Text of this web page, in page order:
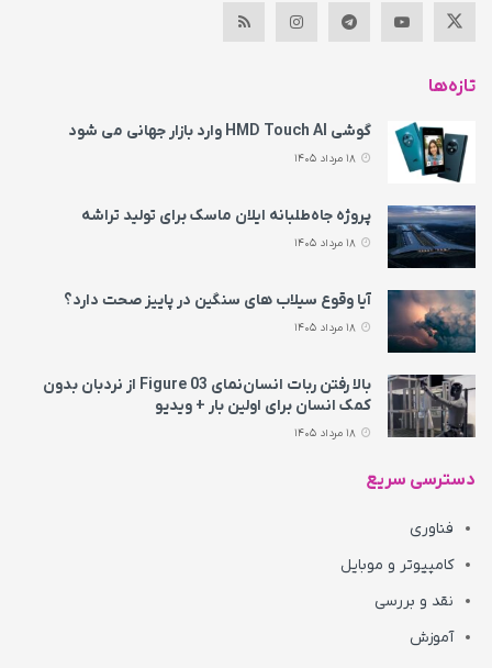
تازه‌ها
گوشی HMD Touch AI وارد بازار جهانی می‌ شود
پروژه جاه‌طلبانه ایلان ماسک برای تولید تراشه
آیا وقوع سیلاب های سنگین در پاییز صحت دارد؟
بالا رفتن ربات انسان‌نمای Figure 03 از نردبان بدون
کمک انسان برای اولین بار + ویدیو
دسترسی سریع
فناوری
کامپیوتر و موبایل
نقد و بررسی
آموزش